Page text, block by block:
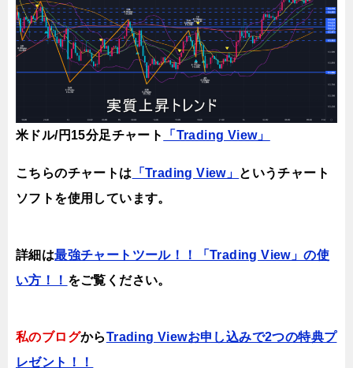
米ドル/円15分足チャート 「Trading View」
こちらのチャートは 「Trading View」 というチャート
ソフトを使用しています。
詳細は最強チャートツール！！「Trading View」の使
い方！！ をご覧ください。
私のブログからTrading Viewお申し込みで2つの特典プ
レゼント！！